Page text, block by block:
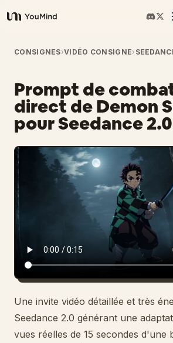
YouMind
Aperçu
Cas d'usage
Compétences
Invites
Tarifs
Télécharger
Blog
Mises à jour
CONSIGNES›VIDÉO CONSIGNE›
Prompt de
direct de Demon
pour Seedance 2.0
Une invite vidéo détaillée et très
Seedance 2.0 générant une
vues réelles de 15 secondes d'une